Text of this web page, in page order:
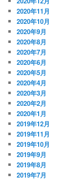
2020年11月
2020年10月
2020年9月
2020年8月
2020年7月
2020年6月
2020年5月
2020年4月
2020年3月
2020年2月
2020年1月
2019年12月
2019年11月
2019年10月
2019年9月
2019年8月
2019年7月